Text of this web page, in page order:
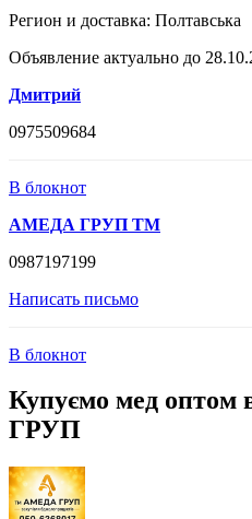
Регион и доставка: Полтавська
Объявление актуально до
Дмитрий
0975509684
В блокнот
АМЕДА ГРУП ТМ
0987197199
Написать письмо
В блокнот
Купуємо мед
ГРУП